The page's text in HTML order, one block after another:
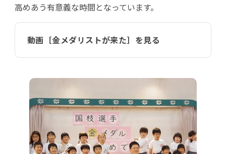
高めあう有意義な時間となっています。
動画［金メダリストが来た］を見る